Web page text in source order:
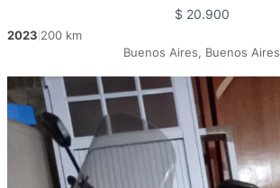
$ 20.900
2023 200 km
Buenos Aires, Buenos Aires